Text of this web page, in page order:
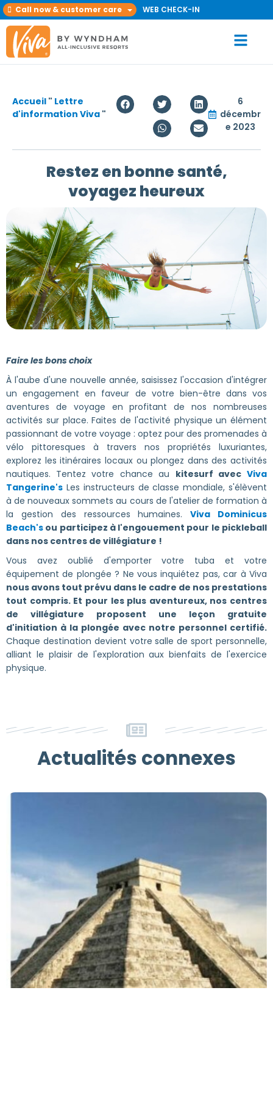
Call now & customer care WEB CHECK-IN
Accueil " Lettre
d'information Viva "
6
décembr
e 2023
Restez en bonne santé,
voyagez heureux
Faire les bons choix
À l'aube d'une nouvelle année, saisissez l'occasion d'intégrer
un engagement en faveur de votre bien-être dans vos
aventures de voyage en profitant de nos nombreuses
activités sur place. Faites de l'activité physique un élément
passionnant de votre voyage : optez pour des promenades à
vélo pittoresques à travers nos propriétés luxuriantes,
explorez les itinéraires locaux ou plongez dans des activités
nautiques. Tentez votre chance au kitesurf avecViva
Tangerine's Les instructeurs de classe mondiale, s'élèvent
à de nouveaux sommets au cours de l'atelier de formation à
la gestion des ressources humaines.Viva Dominicus
Beach's ou participez à l'engouement pour le pickleball
dans nos centres de villégiature !
Vous avez oublié d'emporter votre tuba et votre
équipement de plongée ? Ne vous inquiétez pas, car à Viva
nous avons tout prévu dans le cadre de nos prestations
tout compris. Et pour les plus aventureux, nos centres
de villégiature proposent une leçon gratuite
d'initiation à la plongée avec notre personnel certifié.
Chaque destination devient votre salle de sport personnelle,
alliant le plaisir de l'exploration aux bienfaits de l'exercice
physique.
Actualités connexes